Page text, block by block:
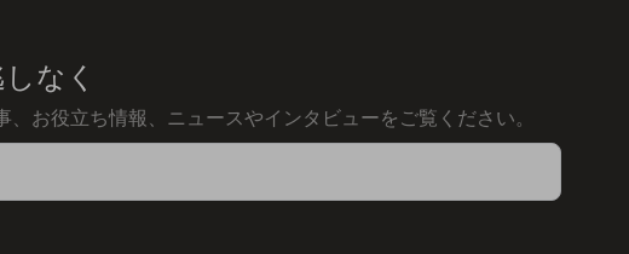
なく
お役立ち情報、ニュースやインタビューをご覧ください。